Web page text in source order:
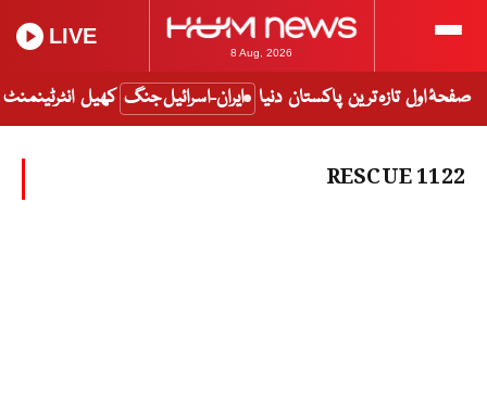
8 Aug, 2026
LIVE
صفحۂ اول تازہ ترین پاکستان دنیا ایران-اسرائیل جنگ کھیل انٹرٹینمنٹ
RESCUE 1122